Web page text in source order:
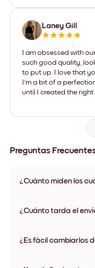
Laney Gill
I am obsessed with
such good quality,
to put up. I love that
I'm a bit of a
until I created the
Preguntas
¿Cuánto miden los
varios materiales y
¿Cuánto tarda el
disponibles en algunos
¿Es fácil cambiarlos